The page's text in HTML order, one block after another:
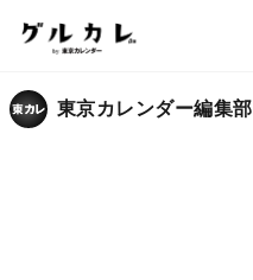
東京カレンダー編集部